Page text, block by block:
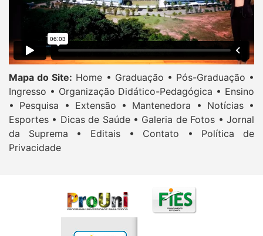
Mapa do Site: Home • Graduação • Pós-Graduação •
Ingresso • Organização Didático-Pedagógica • Ensino
• Pesquisa • Extensão • Mantenedora • Notícias •
Esportes • Dicas de Saúde • Galeria de Fotos • Jornal
da Suprema •
Editais • Contato •
Política de
Privacidade